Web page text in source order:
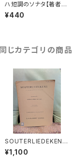
ハ短調のソナタ【著者：
G.Ph.テレマン】出版
社：全音楽譜出版社 1
¥440
同じカテゴリの商品
SOUTERLIEDEKENS
(Ps.Ⅰ,Ⅻ,XXXⅠ,XXX
Ⅷ,XL,XLⅡ,LⅢ,LXV)
¥1,100